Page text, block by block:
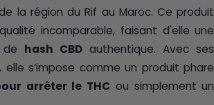
la région du Rif au Maroc. Ce produit
incomparable, faisant d'elle une
de hash CBD authentique. Avec ses
, elle s’impose comme un produit phare
arrêter le THC ou simplement un